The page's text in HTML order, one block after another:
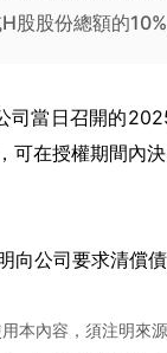
股份總額的10%
當日召開的
可在授權期間內
公司要求清償債
本內容，須注明來源